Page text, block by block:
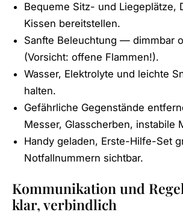
Bequeme Sitz- und Liegeplätze,
Kissen bereitstellen.
Sanfte Beleuchtung — dimmbar
(Vorsicht: offene Flammen!).
Wasser, Elektrolyte und leichte
halten.
Gefährliche Gegenstände
Messer, Glasscherben, instabile
Handy geladen, Erste-Hilfe-Set
Notfallnummern sichtbar.
Kommunikation und
klar, verbindlich